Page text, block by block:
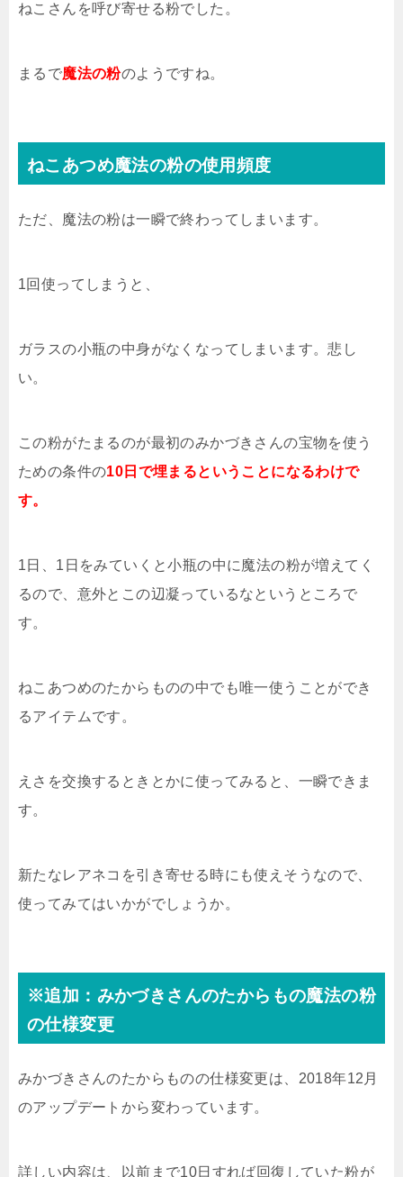
ねこさんを呼び寄せる粉でした。
まるで魔法の粉のようですね。
ねこあつめ魔法の粉の使用頻度
ただ、魔法の粉は一瞬で終わってしまいます。
1回使ってしまうと、
ガラスの小瓶の中身がなくなってしまいます。悲し
い。
この粉がたまるのが最初のみかづきさんの宝物を使う
ための条件の10日で埋まるということになるわけで
す。
1日、1日をみていくと小瓶の中に魔法の粉が増えてく
るので、意外とこの辺凝っているなというところで
す。
ねこあつめのたからものの中でも唯一使うことができ
るアイテムです。
えさを交換するときとかに使ってみると、一瞬できま
す。
新たなレアネコを引き寄せる時にも使えそうなので、
使ってみてはいかがでしょうか。
※追加：みかづきさんのたからもの魔法の粉
の仕様変更
みかづきさんのたからものの仕様変更は、2018年12月
のアップデートから変わっています。
詳しい内容は、以前まで10日すれば回復していた粉が